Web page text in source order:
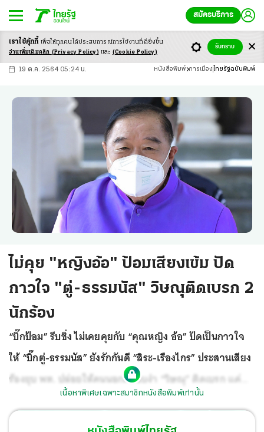
สมัครบริการ
-ก ก ก+
19 ต.ค. 2564 05:24 น. หนังสือพิมพ์ การเมือง ไทยรัฐฉบับพิมพ์
ไม่คุย "หญิงอ้อ" ป้อมเสียงเข้ม ปัด
กาวใจ "ตู่-ธรรมนัส" วิษณุติดเบรก 2
นักร้อง
“บิ๊กป้อม” รีบชิ่ง ไม่เคยคุยกับ “คุณหญิง อ้อ” ปัดเป็นกาวใจ
ให้ “บิ๊กตู่-ธรรมนัส” ยังรักกันดี “สิระ-เรืองไกร” ประสานเสียง
ร้องยุบ พท. ปล่อยให้คนนอกครอบงำ “วิษณุ” ติดเบรก แค่
โยนหินถามทาง ยังไม่เข้าข่ายเป็นการครอบงำ หลักฐานไม่น่า
ถึงขั้นยุบพรรคได้ “เกรียง” ยันอยากให้ “นายหญิง” นำทีมจริง
เนื้อหาพิเศษเฉพาะสมาชิกหนังสือพิมพ์เท่านั้น
เราใช้คุ้กกี้ เพื่อให้ทุกคนได้ประสบการณ์การใช้งานที่ดียิ่งขึ้น
อ่านเพิ่มเติมคลิก (Privacy Policy) และ (Cookie Policy)
รับทราบ